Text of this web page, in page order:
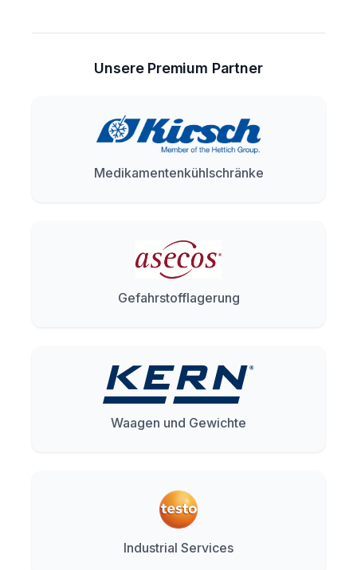
Unsere Premium Partner
Medikamentenkühlschränke
Gefahrstofflagerung
Waagen und Gewichte
Industrial Services